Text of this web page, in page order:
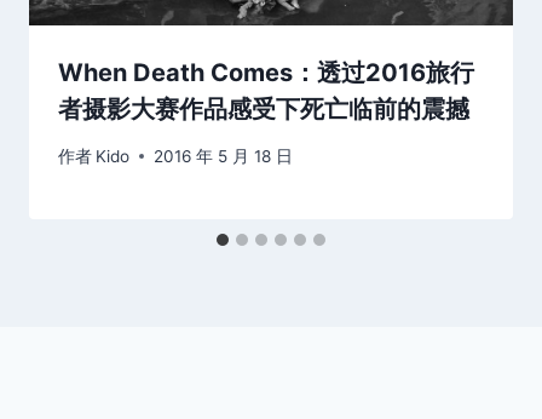
When Death Comes：透过2016旅行
者摄影大赛作品感受下死亡临前的震撼
作者 Kido 2016 年 5 月 18 日